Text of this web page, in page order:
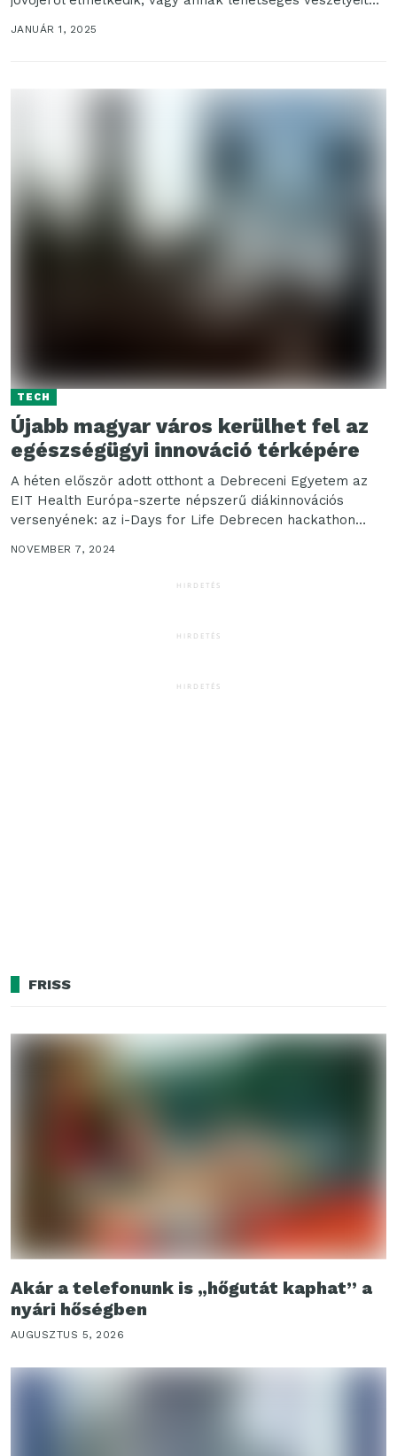
elemzi. Azonban ritkábban...
JANUÁR 1, 2025
TECH
Újabb magyar város kerülhet fel az
egészségügyi innováció térképére
A héten először adott otthont a Debreceni Egyetem az
EIT Health Európa-szerte népszerű diákinnovációs
versenyének: az i-Days for Life Debrecen hackathon
NOVEMBER 7, 2024
HIRDETÉS
HIRDETÉS
HIRDETÉS
FRISS
Akár a telefonunk is „hőgutát kaphat” a
nyári hőségben
AUGUSZTUS 5, 2026